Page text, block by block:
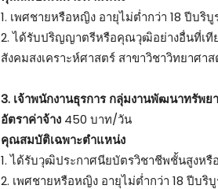
1. เพศชายหรือหญิง อายุไม่ต่ำกว่า 18 ปีบ
2. ได้รับปริญญาตรีหรือคุณวุฒิอย่างอื่นที่เที
สังคมสงเคราะห์ศาสตร์ สาขาวิชาวิทยาศ
3. เจ้าพนักงานธุรการ กลุ่มงานพัฒนาทรัพย
อัตราค่าจ้าง 450 บาท/วัน
คุณสมบัติเฉพาะตำแหน่ง
1. ได้รับวุฒิประกาศนียบัตรวิชาชีพชั้นสูงห
2. เพศชายหรือหญิง อายุไม่ต่ำกว่า 18 ปีบ